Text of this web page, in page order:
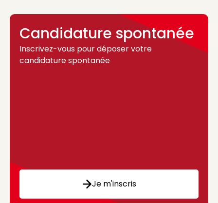
Candidature spontanée
Inscrivez-vous pour déposer votre
candidature spontanée
Je m'inscris